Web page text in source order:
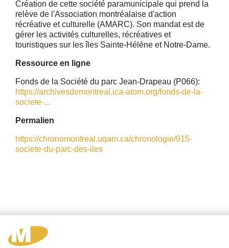
Création de cette société paramunicipale qui prend la
relève de l'Association montréalaise d'action
récréative et culturelle (AMARC). Son mandat est de
gérer les activités culturelles, récréatives et
touristiques sur les îles Sainte-Hélène et Notre-Dame.
Ressource en ligne
Fonds de la Société du parc Jean-Drapeau (P066):
https://archivesdemontreal.ica-atom.org/fonds-de-la-
societe-...
Permalien
https://chronomontreal.uqam.ca/chronologie/915-
societe-du-parc-des-iles